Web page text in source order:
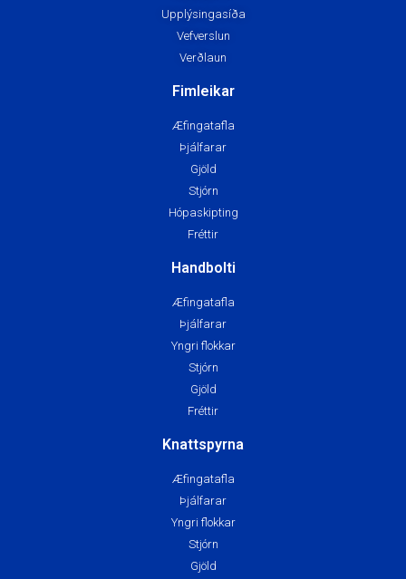
Upplýsingasíða
Vefverslun
Verðlaun
Fimleikar
Æfingatafla
Þjálfarar
Gjöld
Stjórn
Hópaskipting
Fréttir
Handbolti
Æfingatafla
Þjálfarar
Yngri flokkar
Stjórn
Gjöld
Fréttir
Knattspyrna
Æfingatafla
Þjálfarar
Yngri flokkar
Stjórn
Gjöld